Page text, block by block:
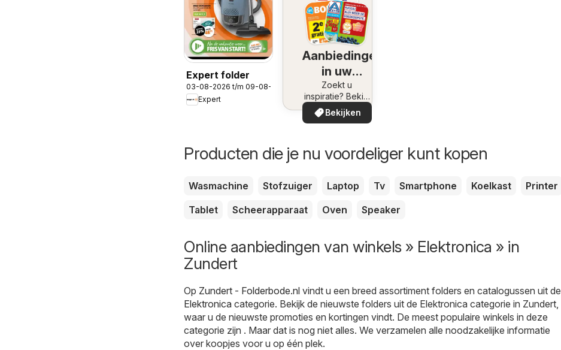
Expert folder
03-08-2026 t/m 09-08-2026
Expert
Aanbiedingen
in uw
omgeving
Zoekt u
inspiratie? Bekijk
de aanbiedingen
in uw buurt!
Bekijken
Producten die je nu voordeliger kunt kopen
Wasmachine Stofzuiger Laptop Tv Smartphone Koelkast
Printer
Tablet
Scheerapparaat Oven Speaker
Online aanbiedingen van winkels » Elektronica » in
Zundert
Op Zundert - Folderbode.nl vindt u een breed assortiment folders en catalogussen uit de
Elektronica categorie. Bekijk de nieuwste folders uit de Elektronica categorie in Zundert,
waar u de nieuwste promoties en kortingen vindt. De meest populaire winkels in deze
categorie zijn . Maar dat is nog niet alles. We verzamelen alle noodzakelijke informatie
over koopjes voor u op één plek.